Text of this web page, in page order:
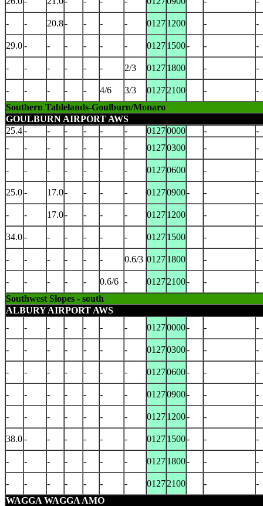
- - 20.8- - - - 01271200 - -
29.0- - - - - - 01271500- - -
- - - - - - 2/3 01271800 - -
- - - - - 4/6 3/3 01272100 -
-
Southern Tablelands-Goulburn/Monaro
GOULBURN AIRPORT AWS
25.4- - - - - - 01270000 -
-
-
- - - - - - 01270300 - -
- - - - - - - 01270600 - -
25.0- 17.0- - - - 01270900- - -
- - 17.0- - - - 01271200 - -
34.0- - - - - - 01271500 - -
- - - - - - 0.6/3 01271800 - -
- - - - - 0.6/6 - 01272100- -
-
Southwest Slopes - south
ALBURY AIRPORT AWS
-
- - - - - - 01270000- - -
- - - - - - - 01270300- - -
- - - - - - - 01270600- - -
- - - - - - - 01270900- - -
- - - - - - - 01271200- - -
38.0- - - - - - 01271500- - -
- - - - - - - 01271800- - -
- - - - - - - 01272100 -
-
WAGGA WAGGA AMO